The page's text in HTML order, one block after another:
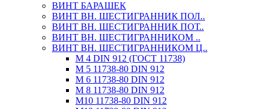
ВИНТ БАРАШЕК
ВИНТ ВН. ШЕСТИГРАННИК ПОЛ..
ВИНТ ВН. ШЕСТИГРАННИК ПОТ..
ВИНТ ВН. ШЕСТИГРАННИКОМ ..
ВИНТ ВН. ШЕСТИГРАННИКОМ Ц..
М 4 DIN 912 (ГОСТ 11738)
М 5 11738-80 DIN 912
М 6 11738-80 DIN 912
М 8 11738-80 DIN 912
М10 11738-80 DIN 912